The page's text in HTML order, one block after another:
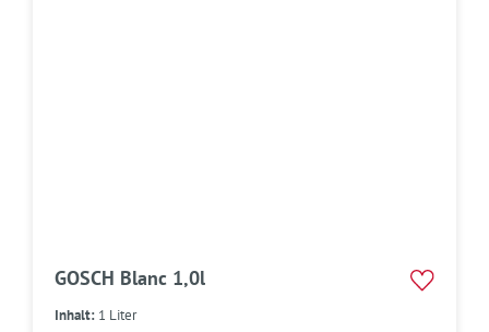
GOSCH Blanc 1,0l
Inhalt: 1 Liter